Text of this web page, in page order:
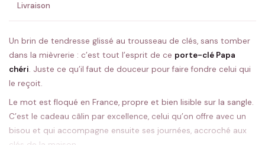
Livraison
Un brin de tendresse glissé au trousseau de clés, sans tomber
dans la mièvrerie : c’est tout l’esprit de ce porte-clé Papa
chéri. Juste ce qu’il faut de douceur pour faire fondre celui qui
le reçoit.
Le mot est floqué en France, propre et bien lisible sur la sangle.
C’est le cadeau câlin par excellence, celui qu’on offre avec un
bisou et qui accompagne ensuite ses journées, accroché aux